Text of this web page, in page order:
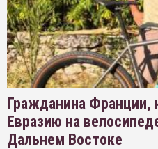
Гражданина Франции,
Евразию на
Дальнем Востоке